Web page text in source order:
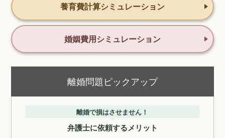
養育費計算シミュレーション
婚姻費用シミュレーション
離婚問題ピックアップ
離婚で損はさせません！
弁護士に依頼するメリット